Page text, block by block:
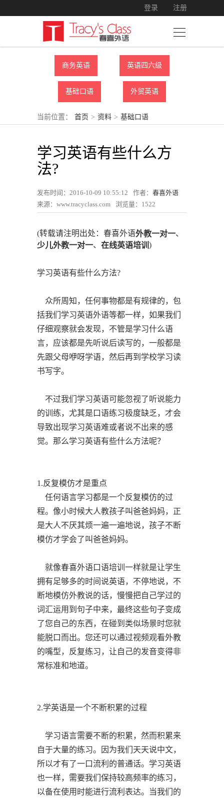
登录 注册
商务英语 英语四六级
基础口语 外贸英语
当前位置： 首页 > 资料 > 基础口语
学习英语有些什么方
法?
发布时间：2016-10-09 10:55:12 作者： 春喜外语
来源：www.tracyclass.com
浏览量： 1522
(转载请注明出处：春喜外语外教一对一、
少儿外教一对一、 在线英语培训 )
学习英语有些什么方法?
众所周知，任何事物都是有规律的，包
括我们学习英语外语等都一样，如果我们
仔细观察就会发现，不管是学习什么语
言，应该都是先听说后读写的，一般都是
先跟父母咿呀学语，然后再到学校学习读
书写字。
不过我们学习英语可能忽视了听说能力
的训练，尤其是口语练习极度缺乏，才会
导致出现学习英语难或者说不出来的感
觉。那么学习英语有些什么方法呢？
1.反复模仿才是重点
任何语言学习都是一个反复模仿的过
程。像小时候大人教孩子叫爸爸妈妈，正
是大人不厌其烦一遍一遍地说，孩子不断
模仿才学会了叫爸爸妈妈。
就像春喜外语口语培训一样就是让学生
拥有足够多的时间说英语，不停地说，不
断地模仿外教说的话，慢慢把自己学过的
词汇运用到句子中来，最终这些句子变成
了您自己的东西，在碰到类似场景时您就
能脱口而出。您还可以通过视频观看外教
的嘴型，反复练习，让自己的发音变得非
常标准和地道。
2.学英语是一个不断积累的过程
学习语言需要不断的积累，然而积累来
自于大量的练习。因为我们天天说中文，
所以才有了一口流利的普通话。学习英语
也一样，需要我们保持较高频率的练习，
以备在使用时能进行流利表达。当我们的